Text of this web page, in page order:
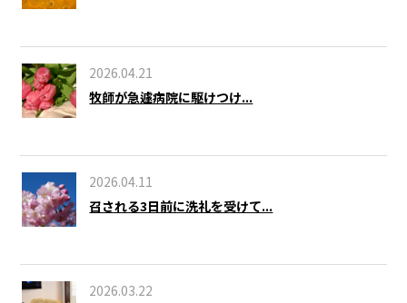
2026.04.21
牧師が急遽病院に駆けつけ...
2026.04.11
召される3日前に洗礼を受けて...
2026.03.22